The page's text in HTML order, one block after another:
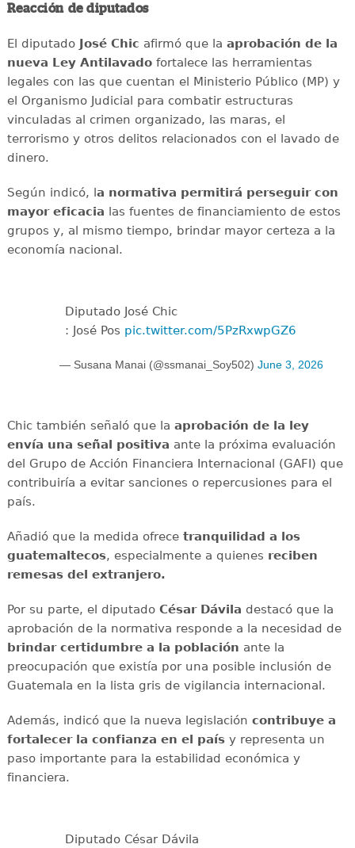
Reacción de diputados
El diputado José Chic afirmó que la aprobación de la
nueva Ley Antilavadofortalece las herramientas
legales con las que cuentan el Ministerio Público (MP) y
el Organismo Judicial para combatir estructuras
vinculadas al crimen organizado, las maras, el
terrorismo y otros delitos relacionados con el lavado de
dinero.
Según indicó, la normativa permitirá perseguir con
mayor eficacia las fuentes de financiamiento de estos
grupos y, al mismo tiempo, brindar mayor certeza a la
economía nacional.
Diputado José Chic
: José Pos pic.twitter.com/5PzRxwpGZ6
— Susana Manai (@ssmanai_Soy502) June 3, 2026
Chic también señaló que la aprobación de la ley
envía una señal positiva ante la próxima evaluación
del Grupo de Acción Financiera Internacional (GAFI) que
contribuiría a evitar sanciones o repercusiones para el
país.
Añadió que la medida ofrece tranquilidad a los
guatemaltecos, especialmente a quienes reciben
remesas del extranjero.
Por su parte, el diputado César Dávila destacó que la
aprobación de la normativa responde a la necesidad de
brindar certidumbre a la población ante la
preocupación que existía por una posible inclusión de
Guatemala en la lista gris de vigilancia internacional.
Además, indicó que la nueva legislación contribuye a
fortalecer la confianza en el paísy representa un
paso importante para la estabilidad económica y
financiera.
Diputado César Dávila